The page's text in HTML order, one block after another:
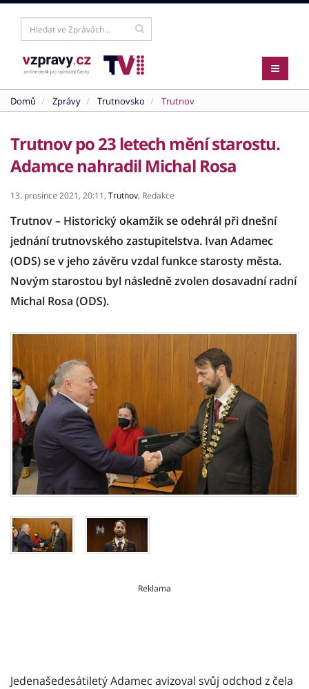
Domů Zprávy Trutnovsko Trutnov
Trutnov po 23 letech mění starostu.
Adamce nahradil Michal Rosa
13. prosince 2021, 20:11, Trutnov, Redakce
Trutnov – Historický okamžik se odehrál při dnešní
jednání trutnovského zastupitelstva. Ivan Adamec
(ODS) se v jeho závěru vzdal funkce starosty města.
Novým starostou byl následně zvolen dosavadní radní
Michal Rosa (ODS).
Reklama
Jedenašedesátiletý Adamec avizoval svůj odchod z čela